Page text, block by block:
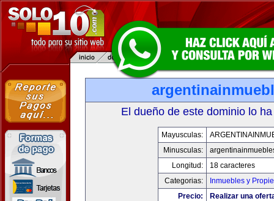
El dueño de este dominio lo
Mayusculas:
Minusculas:
Longitud:
18 caracteres
Categorias:
Inmuebles y
Precio:
Realizar una